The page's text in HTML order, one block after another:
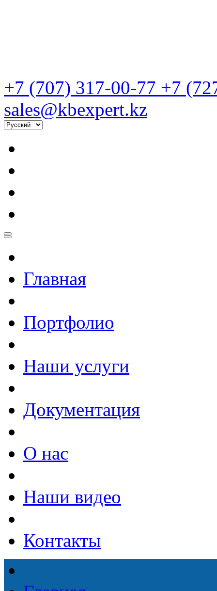
+7 (707) 317-00-77 +7
sales@kbexpert.kz
Главная
Портфолио
Наши услуги
Документация
О нас
Наши видео
Контакты